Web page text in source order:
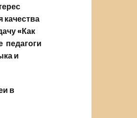
«Как
педагоги
и
в